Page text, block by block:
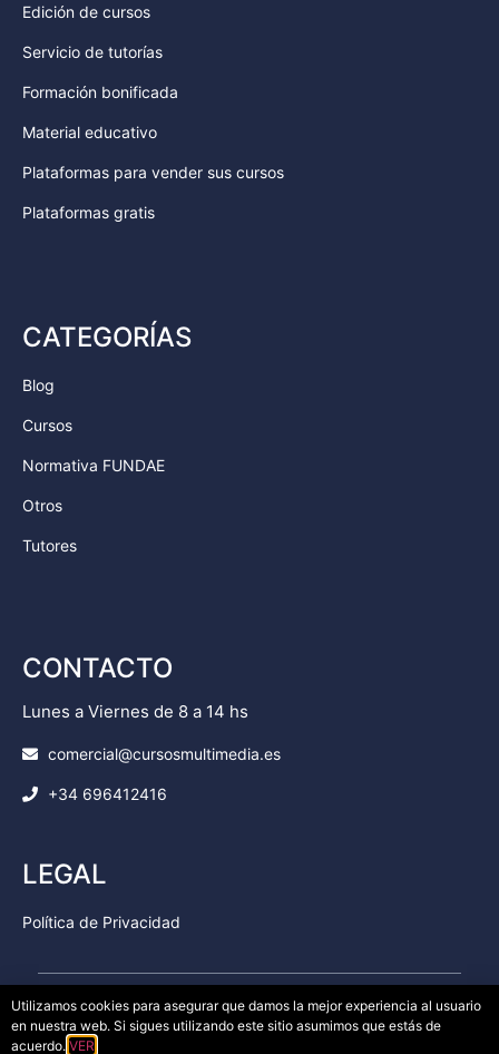
Edición de cursos
Servicio de tutorías
Formación bonificada
Material educativo
Plataformas para vender sus cursos
Plataformas gratis
CATEGORÍAS
Blog
Cursos
Normativa FUNDAE
Otros
Tutores
CONTACTO
Lunes a Viernes de 8 a 14 hs
comercial@cursosmultimedia.es
+34 696412416
LEGAL
Política de Privacidad
© Copyright 2025 – Todos los
Utilizamos cookies para asegurar que damos la mejor experiencia al usuario
en nuestra web. Si sigues utilizando este sitio asumimos que estás de
acuerdo. VER